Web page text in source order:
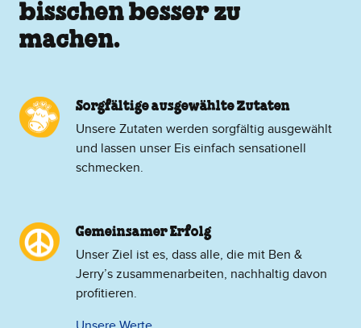
bisschen besser zu
machen.
Sorgfältige ausgewählte Zutaten
Unsere Zutaten werden sorgfältig ausgewählt
und lassen unser Eis einfach sensationell
schmecken.
Gemeinsamer Erfolg
Unser Ziel ist es, dass alle, die mit Ben &
Jerry’s zusammenarbeiten, nachhaltig davon
profitieren.